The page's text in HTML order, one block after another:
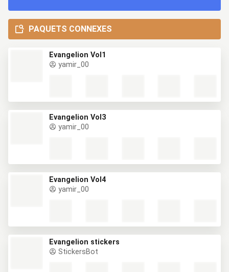
PAQUETS CONNEXES
Evangelion Vol1
yamir_00
Evangelion Vol3
yamir_00
Evangelion Vol4
yamir_00
Evangelion stickers
StickersBot